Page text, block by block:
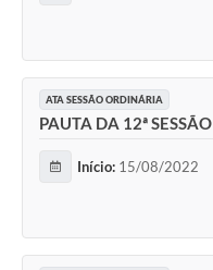
ATA SESSÃO ORDINÁRIA
PAUTA DA 12ª
Início: 15/08/2022